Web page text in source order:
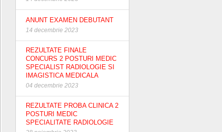
ANUNT EXAMEN DEBUTANT
14 decembrie 2023
REZULTATE FINALE
CONCURS 2 POSTURI MEDIC
SPECIALIST RADIOLOGIE SI
IMAGISTICA MEDICALA
04 decembrie 2023
REZULTATE PROBA CLINICA 2
POSTURI MEDIC
SPECIALITATE RADIOLOGIE